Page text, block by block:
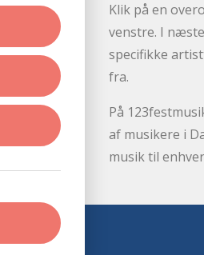
Klik på en
venstre. I
specifikke
fra.
På
af musikere i
musik til